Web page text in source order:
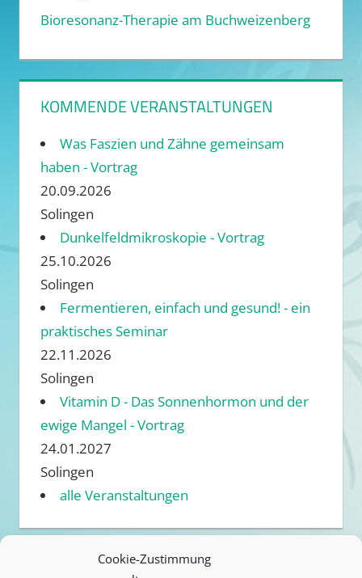
Cookie-Zustimmung
Bioresonanz-Therapie am Buchweizenberg
KOMMENDE VERANSTALTUNGEN
Was Faszien und Zähne gemeinsam
haben - Vortrag
20.09.2026
Solingen
Dunkelfeldmikroskopie - Vortrag
25.10.2026
Solingen
Fermentieren, einfach und gesund! - ein
praktisches Seminar
22.11.2026
Solingen
Vitamin D - Das Sonnenhormon und der
ewige Mangel - Vortrag
24.01.2027
Solingen
alle Veranstaltungen